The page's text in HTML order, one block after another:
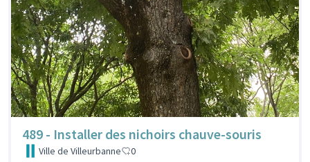
489 - Installer des nichoirs chauve-souris
Ville de Villeurbanne 0